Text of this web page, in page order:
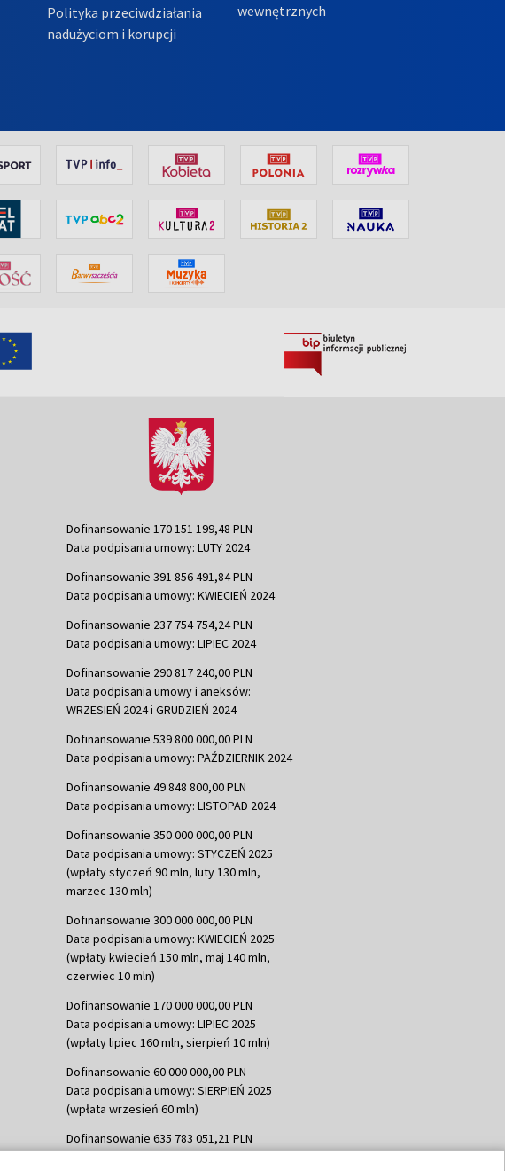
Polityka przeciwdziałania
nadużyciom i korupcji
wewnętrznych
Dofinansowanie 170 151 199,48 PLN
Data podpisania umowy: LUTY 2024
Dofinansowanie 391 856 491,84 PLN
Data podpisania umowy: KWIECIEŃ 2024
Dofinansowanie 237 754 754,24 PLN
Data podpisania umowy: LIPIEC 2024
Dofinansowanie 290 817 240,00 PLN
Data podpisania umowy i aneksów:
WRZESIEŃ 2024 i GRUDZIEŃ 2024
Dofinansowanie 539 800 000,00 PLN
Data podpisania umowy: PAŹDZIERNIK 2024
Dofinansowanie 49 848 800,00 PLN
Data podpisania umowy: LISTOPAD 2024
Dofinansowanie 350 000 000,00 PLN
Data podpisania umowy: STYCZEŃ 2025
(wpłaty styczeń 90 mln, luty 130 mln,
marzec 130 mln)
Dofinansowanie 300 000 000,00 PLN
Data podpisania umowy: KWIECIEŃ 2025
(wpłaty kwiecień 150 mln, maj 140 mln,
czerwiec 10 mln)
Dofinansowanie 170 000 000,00 PLN
Data podpisania umowy: LIPIEC 2025
(wpłaty lipiec 160 mln, sierpień 10 mln)
Dofinansowanie 60 000 000,00 PLN
Data podpisania umowy: SIERPIEŃ 2025
(wpłata wrzesień 60 mln)
Dofinansowanie 635 783 051,21 PLN